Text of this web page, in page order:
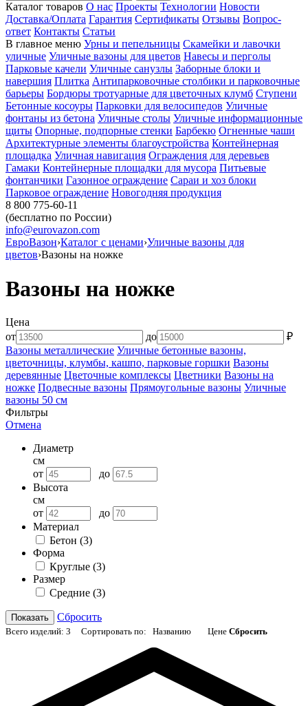
Каталог товаров О нас Проекты Технологии Новости
Доставка/Оплата Гарантия Сертификаты Отзывы Вопрос-
ответ Контакты Статьи
В главное меню Урны и пепельницы Скамейки и лавочки
уличные Уличные вазоны для цветов Навесы и перголы
Парковые качели Уличные санузлы Заборные блоки и
навершия Плитка Антипарковочные столбики и парковочные
барьеры Бордюры тротуарные для цветочных клумб Ступени
Бетонные косоуры Парковки для велосипедов Уличные
фонтаны из бетона Уличные столы Уличные информационные
щиты Опорные, подпорные стенки Барбекю Огненные чаши
Архитектурные элементы благоустройства Контейнерная
площадка Уличная навигация Ограждения для деревьев
Гамаки Контейнерные площадки для мусора Питьевые
фонтанчики Газонное ограждение Сараи и хоз блоки
Парковое ограждение Новогодняя продукция
8 800 775-60-11
(бесплатно по России)
info@eurovazon.com
ЕвроВазон›Каталог с ценами›Уличные вазоны для
цветов›Вазоны на ножке
Вазоны на ножке
Цена
от
до
₽
Вазоны металлические Уличные бетонные вазоны,
цветочницы, клумбы, кашпо, парковые горшки Вазоны
деревянные Цветочные комплексы Цветники Вазоны на
ножке Подвесные вазоны Прямоугольные вазоны Уличные
вазоны 50 см
Фильтры
Отмена
Диаметр
см
от
до
Высота
см
от
до
Материал
Бетон (3)
Форма
Круглые (3)
Размер
Средние (3)
Показать Сбросить
Всего изделий: 3 Сортировать по: Названию Цене Сбросить